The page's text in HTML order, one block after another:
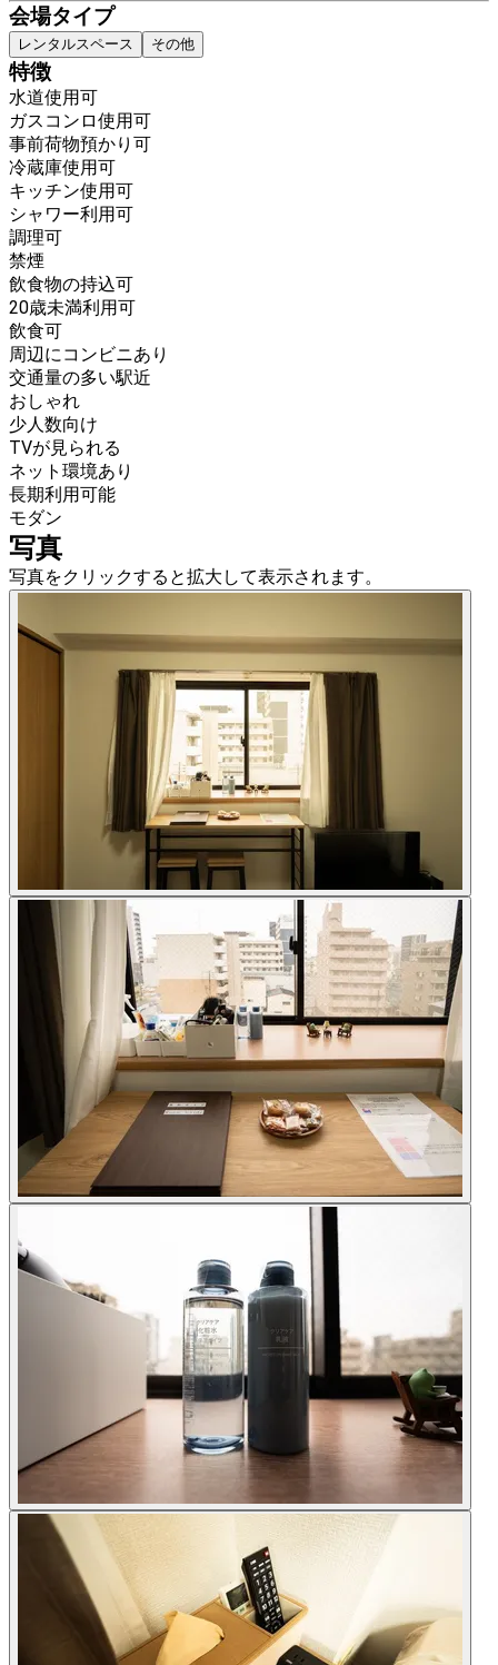
会場タイプ
レンタルスペース その他
特徴
水道使用可
ガスコンロ使用可
事前荷物預かり可
冷蔵庫使用可
キッチン使用可
シャワー利用可
調理可
禁煙
飲食物の持込可
20歳未満利用可
飲食可
周辺にコンビニあり
交通量の多い駅近
おしゃれ
少人数向け
TVが見られる
ネット環境あり
長期利用可能
モダン
写真
写真をクリックすると拡大して表示されます。